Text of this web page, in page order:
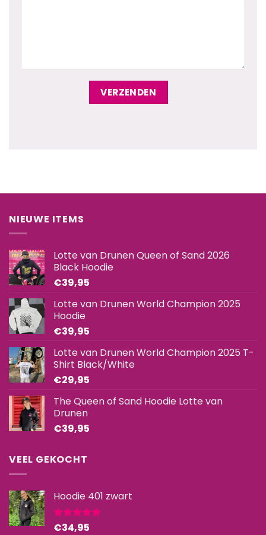
NIEUWE ITEMS
Lotte van Drunen Queen of Sand 2026
Black Hoodie
€39,95
Lotte van Drunen World Champion 2025
Hoodie
€39,95
Lotte van Drunen World Champion 2025 T-
Shirt Black/White
€29,95
The Queen of Sand Hoodie Lotte van
Drunen
€39,95
VEEL GEKOCHT
Hoodie 401 zwart
Gewaardeerd
€34,95